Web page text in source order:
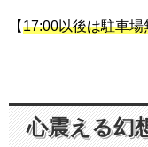
【17:00以後は駐車場
心震える幻